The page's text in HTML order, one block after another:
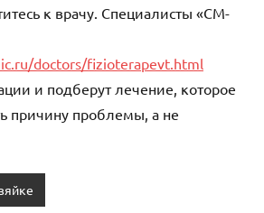
к врачу. Специалисты «СМ-
doctors/fizioterapevt.html
и подберут лечение, которое
причину проблемы, а не